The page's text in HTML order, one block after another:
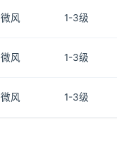
微风 1-3级
微风 1-3级
微风 1-3级